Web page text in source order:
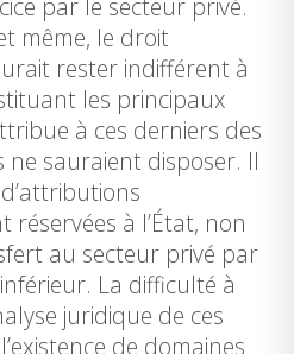
par le secteur privé.
même, le droit
rester indifférent à
les principaux
à ces derniers des
sauraient disposer. Il
à l’État, non
au secteur privé par
La difficulté à
juridique de ces
de domaines